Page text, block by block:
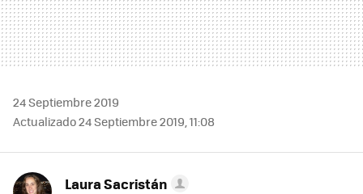
24 Septiembre 2019
Actualizado 24 Septiembre 2019, 11:08
Laura Sacristán